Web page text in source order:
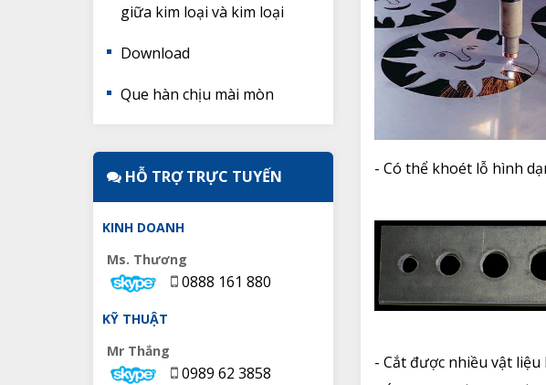
giữa kim loại và kim loại
Download
Que hàn chịu mài mòn
HỖ TRỢ TRỰC TUYẾN
KINH DOANH
Ms. Thương
0888 161 880
KỸ THUẬT
Mr Thắng
0989 62 3858
- Có thể khoét lỗ hình
- Cắt được nhiều vật